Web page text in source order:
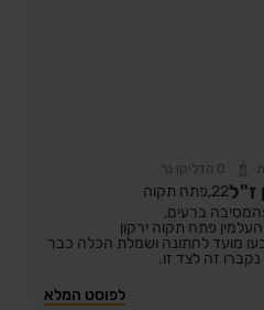
0 הדליקו נר
ז"ל22, פתח תקוה
ברעים,
פתח תקוה ירקון
היו יחד 6 שנים, קבעו מועד לחתונה ושמלת הכלה כבר
זה לצד זו.
לפוסט המלא